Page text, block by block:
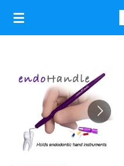
Ga
direct
naar